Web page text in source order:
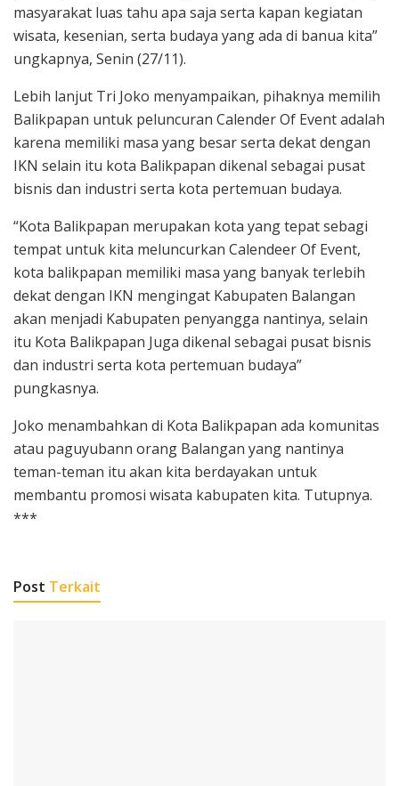
masyarakat luas tahu apa saja serta kapan kegiatan
wisata, kesenian, serta budaya yang ada di banua kita”
ungkapnya, Senin (27/11).
Lebih lanjut Tri Joko menyampaikan, pihaknya memilih
Balikpapan untuk peluncuran Calender Of Event adalah
karena memiliki masa yang besar serta dekat dengan
IKN selain itu kota Balikpapan dikenal sebagai pusat
bisnis dan industri serta kota pertemuan budaya.
“Kota Balikpapan merupakan kota yang tepat sebagi
tempat untuk kita meluncurkan Calendeer Of Event,
kota balikpapan memiliki masa yang banyak terlebih
dekat dengan IKN mengingat Kabupaten Balangan
akan menjadi Kabupaten penyangga nantinya, selain
itu Kota Balikpapan Juga dikenal sebagai pusat bisnis
dan industri serta kota pertemuan budaya”
pungkasnya.
Joko menambahkan di Kota Balikpapan ada komunitas
atau paguyubann orang Balangan yang nantinya
teman-teman itu akan kita berdayakan untuk
membantu promosi wisata kabupaten kita. Tutupnya.
***
Post Terkait